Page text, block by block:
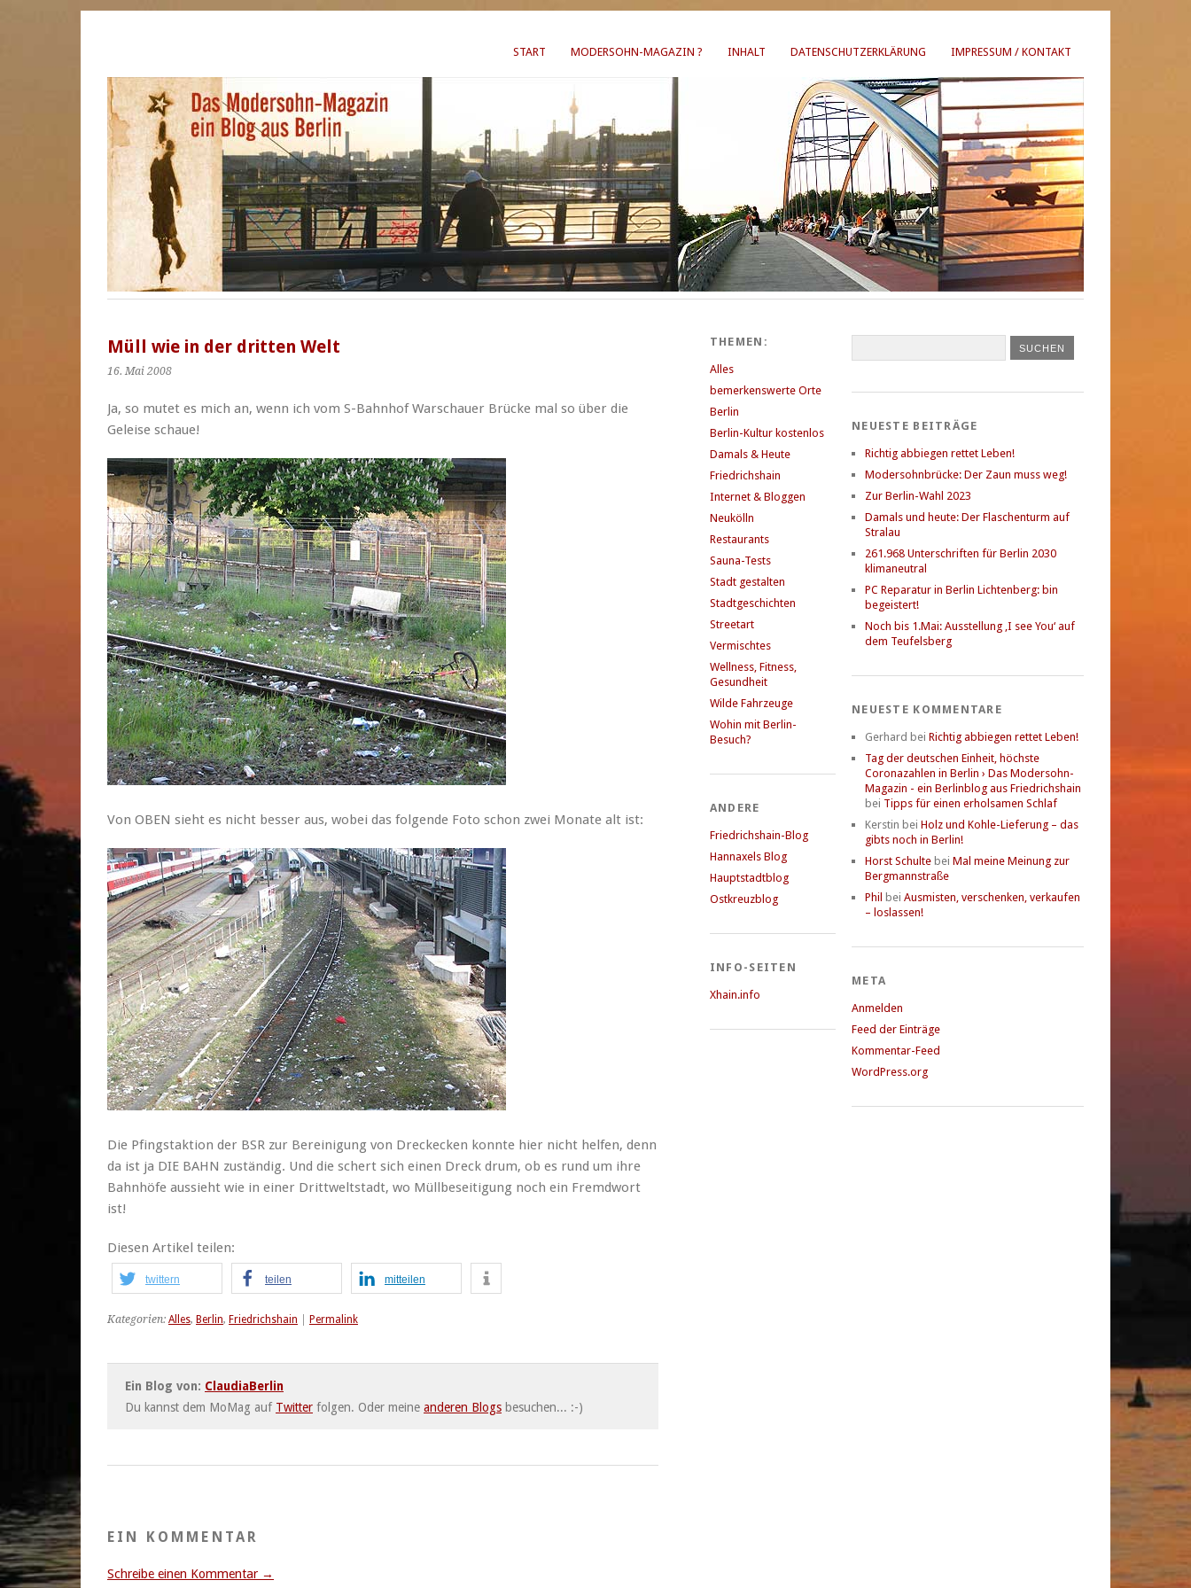
START MODERSOHN-MAGAZIN ? INHALT DATENSCHUTZERKLÄRUNG IMPRESSUM / KONTAKT
Müll wie in der dritten Welt
16. Mai 2008
Ja, so mutet es mich an, wenn ich vom S-Bahnhof Warschauer Brücke mal so über die
Geleise schaue!
Von OBEN sieht es nicht besser aus, wobei das folgende Foto schon zwei Monate alt ist:
Die Pfingstaktion der BSR zur Bereinigung von Dreckecken konnte hier nicht helfen, denn
da ist ja DIE BAHN zuständig. Und die schert sich einen Dreck drum, ob es rund um ihre
Bahnhöfe aussieht wie in einer Drittweltstadt, wo Müllbeseitigung noch ein Fremdwort
ist!
Diesen Artikel teilen:
twittern teilen mitteilen
Kategorien: Alles, Berlin, Friedrichshain Permalink
Ein Blog von: ClaudiaBerlin
Du kannst dem MoMag auf Twitter folgen. Oder meine anderen Blogs besuchen... :-)
EIN KOMMENTAR
Schreibe einen Kommentar →
THEMEN:
Alles
bemerkenswerte Orte
Berlin
Berlin-Kultur kostenlos
Damals & Heute
Friedrichshain
Internet & Bloggen
Neukölln
Restaurants
Sauna-Tests
Stadt gestalten
Stadtgeschichten
Streetart
Vermischtes
Wellness, Fitness,
Gesundheit
Wilde Fahrzeuge
Wohin mit Berlin-
Besuch?
ANDERE
Friedrichshain-Blog
Hannaxels Blog
Hauptstadtblog
Ostkreuzblog
INFO-SEITEN
Xhain.info
NEUESTE BEITRÄGE
Richtig abbiegen rettet Leben!
Modersohnbrücke: Der Zaun muss weg!
Zur Berlin-Wahl 2023
Damals und heute: Der Flaschenturm auf
Stralau
261.968 Unterschriften für Berlin 2030
klimaneutral
PC Reparatur in Berlin Lichtenberg: bin
begeistert!
Noch bis 1.Mai: Ausstellung ‚I see You‘ auf
dem Teufelsberg
NEUESTE KOMMENTARE
Gerhard bei Richtig abbiegen rettet Leben!
Tag der deutschen Einheit, höchste
Coronazahlen in Berlin › Das Modersohn-
Magazin - ein Berlinblog aus Friedrichshain
bei Tipps für einen erholsamen Schlaf
Kerstin bei Holz und Kohle-Lieferung – das
gibts noch in Berlin!
Horst Schulte bei Mal meine Meinung zur
Bergmannstraße
Phil bei Ausmisten, verschenken, verkaufen
– loslassen!
META
Anmelden
Feed der Einträge
Kommentar-Feed
WordPress.org